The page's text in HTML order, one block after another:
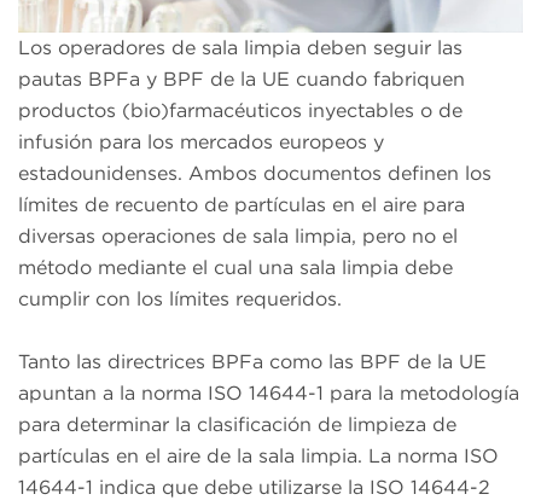
Los operadores de sala limpia deben seguir las
pautas BPFa y BPF de la UE cuando fabriquen
productos (bio)farmacéuticos inyectables o de
infusión para los mercados europeos y
estadounidenses. Ambos documentos definen los
límites de recuento de partículas en el aire para
diversas operaciones de sala limpia, pero no el
método mediante el cual una sala limpia debe
cumplir con los límites requeridos.
Tanto las directrices BPFa como las BPF de la UE
apuntan a la norma ISO 14644-1 para la metodología
para determinar la clasificación de limpieza de
partículas en el aire de la sala limpia. La norma ISO
14644-1 indica que debe utilizarse la ISO 14644-2